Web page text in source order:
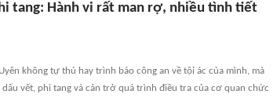
tang: Hành vi rất man rợ, nhiều tình tiết
không tự thú hay trình báo công an về tội ác của mình, mà
vết, phi tang và cản trở quá trình điều tra của cơ quan chức